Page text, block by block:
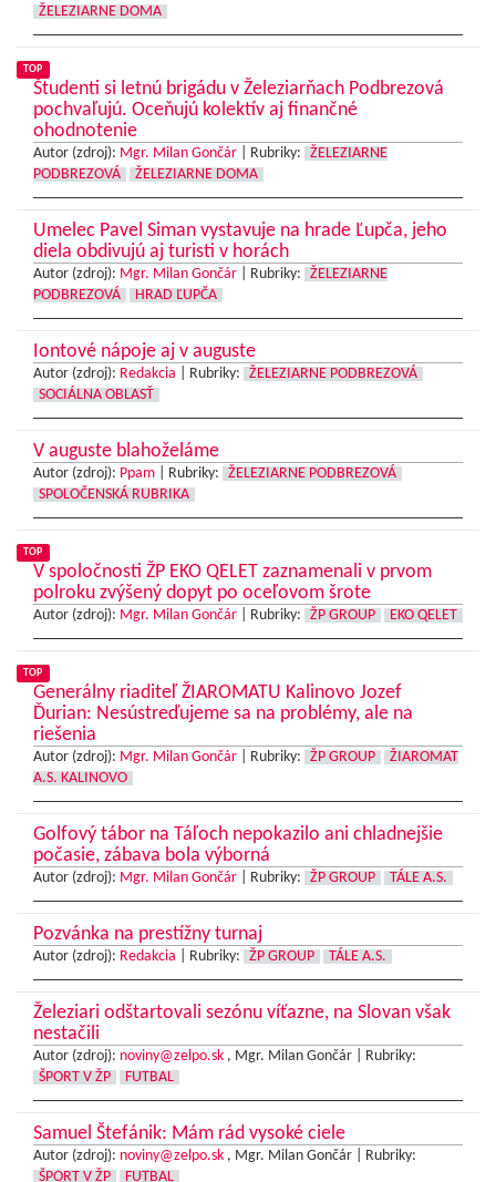
ŽELEZIARNE DOMA
TOP
Študenti si letnú brigádu v Železiarňach Podbrezová
pochvaľujú. Oceňujú kolektív aj finančné
ohodnotenie
Autor (zdroj): Mgr. Milan Gončár Rubriky:
ŽELEZIARNE
PODBREZOVÁ
ŽELEZIARNE DOMA
Umelec Pavel Siman vystavuje na hrade Ľupča, jeho
diela obdivujú aj turisti v horách
Autor (zdroj): Mgr. Milan Gončár Rubriky:
ŽELEZIARNE
PODBREZOVÁ
HRAD ĽUPČA
Iontové nápoje aj v auguste
Autor (zdroj): Redakcia Rubriky:
ŽELEZIARNE PODBREZOVÁ
SOCIÁLNA OBLASŤ
V auguste blahoželáme
Autor (zdroj): Ppam Rubriky:
ŽELEZIARNE PODBREZOVÁ
SPOLOČENSKÁ RUBRIKA
TOP
V spoločnosti ŽP EKO QELET zaznamenali v prvom
polroku zvýšený dopyt po oceľovom šrote
Autor (zdroj): Mgr. Milan Gončár Rubriky: ŽP GROUP EKO QELET
TOP
Generálny riaditeľ ŽIAROMATU Kalinovo Jozef
Ďurian: Nesústreďujeme sa na problémy, ale na
riešenia
Autor (zdroj): Mgr. Milan Gončár Rubriky: ŽP GROUP
ŽIAROMAT
A.S. KALINOVO
Golfový tábor na Táľoch nepokazilo ani chladnejšie
počasie, zábava bola výborná
Autor (zdroj): Mgr. Milan Gončár Rubriky: ŽP GROUP TÁLE A.S.
Pozvánka na prestížny turnaj
Autor (zdroj): Redakcia Rubriky: ŽP GROUP TÁLE A.S.
Železiari odštartovali sezónu víťazne, na Slovan však
nestačili
Autor (zdroj): noviny@zelpo.sk , Mgr. Milan Gončár |
Rubriky:
ŠPORT V ŽP
FUTBAL
Samuel Štefánik: Mám rád vysoké ciele
Autor (zdroj): noviny@zelpo.sk , Mgr. Milan Gončár |
Rubriky:
ŠPORT V ŽP
FUTBAL